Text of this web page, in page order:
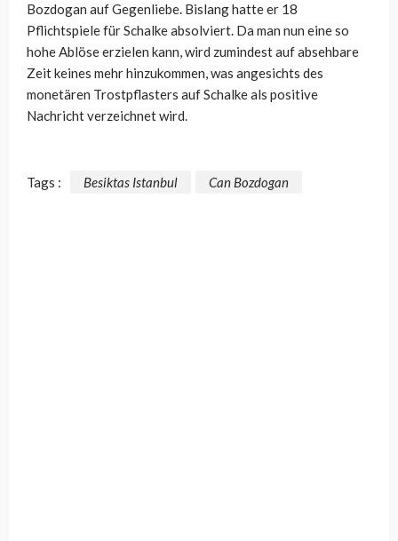
Bozdogan auf Gegenliebe. Bislang hatte er 18
Pflichtspiele für Schalke absolviert. Da man nun eine so
hohe Ablöse erzielen kann, wird zumindest auf absehbare
Zeit keines mehr hinzukommen, was angesichts des
monetären Trostpflasters auf Schalke als positive
Nachricht verzeichnet wird.
Tags : Besiktas Istanbul Can Bozdogan